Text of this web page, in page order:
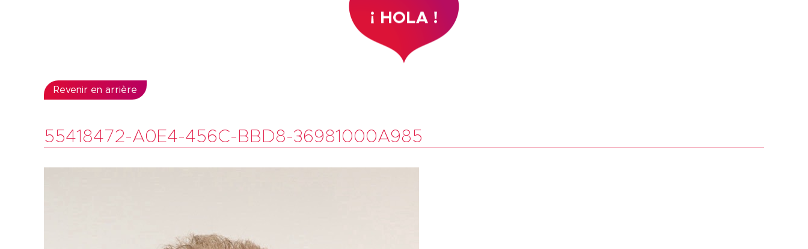
Revenir en arrière
55418472-A0E4-456C-BBD8-36981000A985